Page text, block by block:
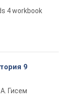
4 workbook
9
Гисем